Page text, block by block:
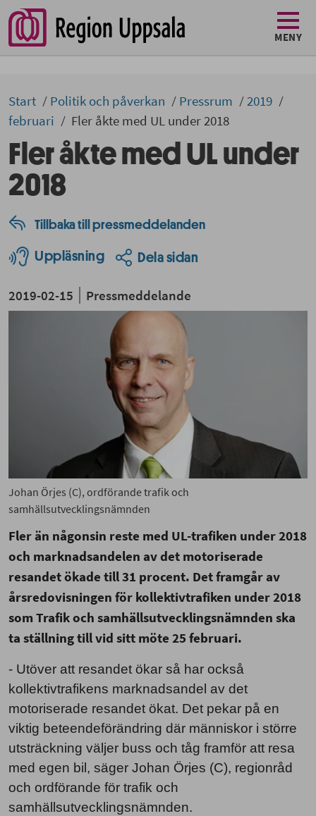
MENY
Start Politik och påverkan Pressrum
2019
februari
Fler åkte med UL under 2018
Fler åkte med UL under
2018
Tillbaka till pressmeddelanden
Uppläsning Dela sidan
2019-02-15 Pressmeddelande
Johan Örjes (C), ordförande trafik och
samhällsutvecklingsnämnden
Fler än någonsin reste med UL-trafiken under 2018
och marknadsandelen av det motoriserade
resandet ökade till 31 procent. Det framgår av
årsredovisningen för kollektivtrafiken under 2018
som Trafik och samhällsutvecklingsnämnden ska
ta ställning till vid sitt möte 25 februari.
‑ Utöver att resandet ökar så har också
kollektivtrafikens marknadsandel av det
motoriserade resandet ökat. Det pekar på en
viktig beteendeförändring där människor i större
utsträckning väljer buss och tåg framför att resa
med egen bil, säger Johan Örjes (C), regionråd
och ordförande för trafik och
samhällsutvecklingsnämnden.